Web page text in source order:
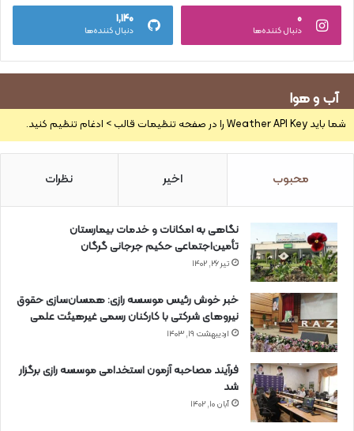
۰
دنبال کننده‌ها
۱,۱۴۰
دنبال کننده‌ها
آب و هوا
شما باید Weather API Key را در صفحه تنظیمات قالب > ادغام تنظیم کنید.
محبوب اخیر نظرات
نگاهی به امکانات و خدمات بیمارستان
تأمین‌اجتماعی حکیم جرجانی گرگان
تیر ۲۶, ۱۴۰۲
خبر خوش رئیس موسسه رازی: همسان‌سازی حقوق
نیروهای شرکتی با کارکنان رسمی غیرهیئت علمی
اردیبهشت ۱۹, ۱۴۰۳
فرآیند مصاحبه آزمون استخدامی موسسه رازی برگزار
شد
آبان ۱۰, ۱۴۰۲